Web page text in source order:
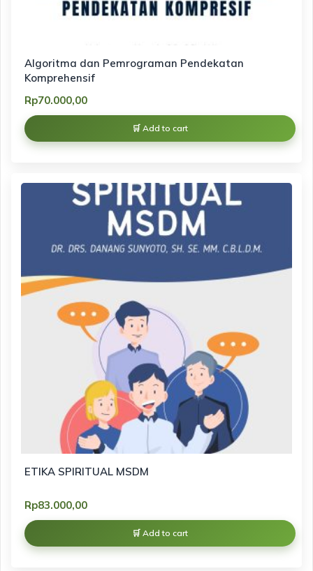
Algoritma dan Pemrograman Pendekatan
Komprehensif
Rp70.000,00
Add to cart
ETIKA SPIRITUAL MSDM
Rp83.000,00
Add to cart